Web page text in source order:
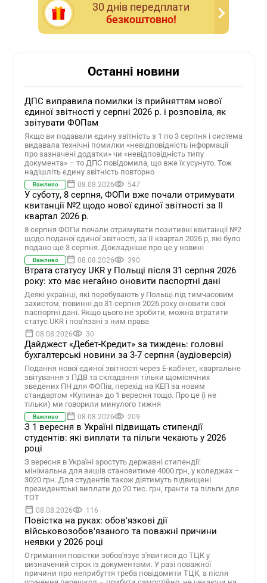
30 днiв передплати
безкоштовно!
Останні новини
ДПС виправила помилки із прийняттям нової
єдиної звітності у серпні 2026 р. і розповіла, як
звітувати ФОПам
Якщо ви подавали єдину звітність з 1 по 3 серпня і система
видавала технічні помилки «невідповідність інформації
про зазначені додатки» чи «невідповідність типу
документа» – то ДПС повідомила, що вже їх усунуто. Тож
надішліть єдину звітність повторно
Важливо 08.08.2026 547
У суботу, 8 серпня, ФОПи вже почали отримувати
квитанції №2 щодо нової єдиної звітності за ІІ
квартал 2026 р.
8 серпня ФОПи почали отримувати позитивні квитанції №2
щодо поданої єдиної звітності, за ІІ квартал 2026 р, які було
подано ще 3 серпня. Докладніше про це у новині
Важливо 08.08.2026 390
Втрата статусу UKR у Польщі після 31 серпня 2026
року: хто має негайно оновити паспортні дані
Деякі українці, які перебувають у Польщі під тимчасовим
захистом, повинні до 31 серпня 2026 року оновити свої
паспортні дані. Якщо цього не зробити, можна втратити
статус UKR і пов'язані з ним права
08.08.2026 30
Дайджест «Дебет-Кредит» за тиждень: головні
бухгалтерські новини за 3-7 серпня (аудіоверсія)
Подання нової єдиної звітності через Е-кабінет, квартальне
звітування з ПДВ та складання тільки щомісячних
зведених ПН для ФОПів, перехід на КЕП за новим
стандартом «Купина» до 1 вересня тощо. Про це (і не
тільки) ми говорили минулого тижня
Важливо 08.08.2026 209
З 1 вересня в Україні підвищать стипендії
студентів: які виплати та пільги чекають у 2026
році
З вересня в Україні зростуть державні стипендії:
мінімальна для вишів становитиме 4000 грн, у коледжах –
3020 грн. Для студентів також діятимуть підвищені
президентські виплати до 20 тис. грн, гранти та пільги для
ТОТ
08.08.2026 116
Повістка на руках: обов'язкові дії
військовозобов'язаного та поважні причини
неявки у 2026 році
Отримання повістки зобов'язує з'явитися до ТЦК у
визначений строк із документами. У разі поважної
причини про неприбуття треба повідомити ТЦК, а після